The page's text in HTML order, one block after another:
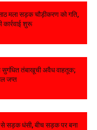
मला सड़क चौड़ीकरण को गति,
शुरू
सुगंधित तंबाखूची अवैध वाहतूक;
जप्त
से सड़क धंसी, बीच सड़क पर बना